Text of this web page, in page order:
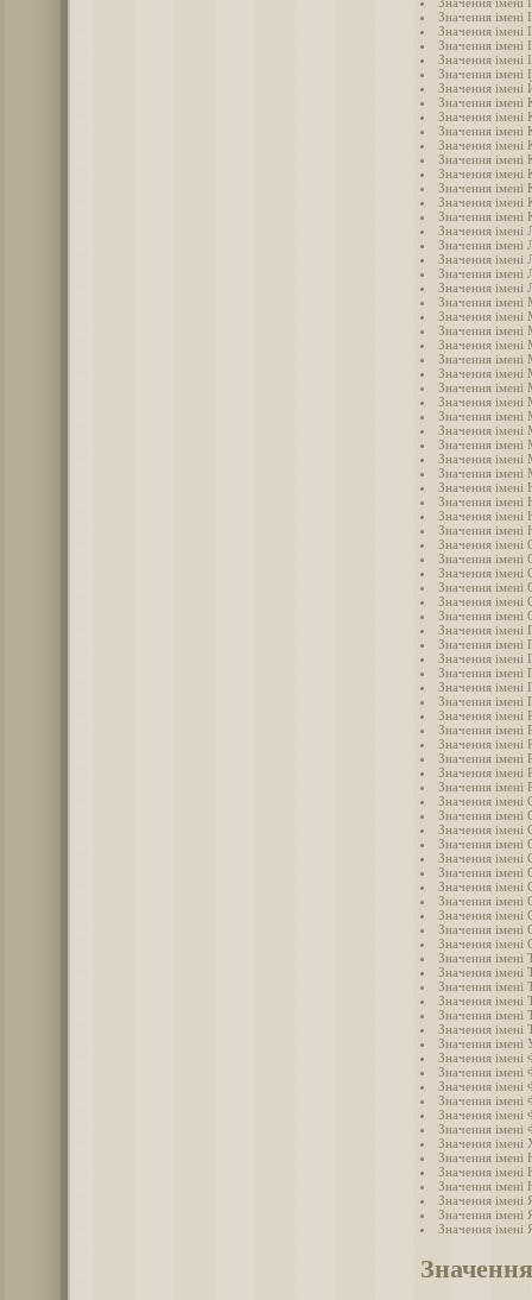
Значення імені
Значення імені
Значення імені
Значення імені
Значення імені
Значення імені
Значення імені
Значення імені
Значення імені
Значення імені
Значення імені
Значення імені
Значення імені
Значення імені
Значення імені
Значення імені
Значення імені
Значення імені
Значення імені
Значення імені
Значення імені
Значення імені
Значення імені
Значення імені
Значення імені
Значення імені
Значення імені
Значення імені
Значення
Значення
Значення імені
Значення імені
Значення імені
Значення імені
Значення імені
Значення імені
Значення імені
Значення імені
Значення імені
Значення імені
Значення імені
Значення імені
Значення імені
Значення імені
Значення імені
Значення імені
Значення імені
Значення імені
Значення імені
Значення імені
Значення імені
Значення імені
Значення імені
Значення імені
Значення імені
Значення імені
Значення імені
Значення імені
Значення імені
Значення імені
Значення імені
Значення імені
Значення імені
Значення імені
Значення імені
Значення імені
Значення імені
Значення імені
Значення імені
Значення імені
Значення імені
Значення імені
Значення імені
Значення імені
Значення імені
Значення імені
Значення імені
Значення імені
Значення імені
Значення імені
Значення імені
Значення імені
Значення імені
Значення
Значення імені
Значення імені
Значення імені